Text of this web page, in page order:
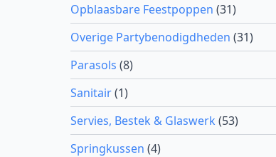
Opblaasbare Feestpoppen (31)
Overige Partybenodigdheden (31)
Parasols (8)
Sanitair(1)
Servies, Bestek & Glaswerk (53)
Springkussen (4)